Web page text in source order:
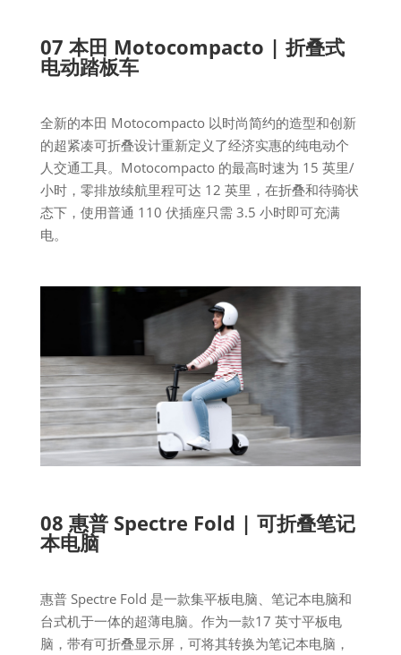
07 本田 Motocompacto | 折叠式
电动踏板车
全新的本田 Motocompacto 以时尚简约的造型和创新
的超紧凑可折叠设计重新定义了经济实惠的纯电动个
人交通工具。Motocompacto 的最高时速为 15 英里/
小时，零排放续航里程可达 12 英里，在折叠和待骑状
态下，使用普通 110 伏插座只需 3.5 小时即可充满
电。
08 惠普 Spectre Fold | 可折叠笔记
本电脑
惠普 Spectre Fold 是一款集平板电脑、笔记本电脑和
台式机于一体的超薄电脑。作为一款17 英寸平板电
脑，带有可折叠显示屏，可将其转换为笔记本电脑，